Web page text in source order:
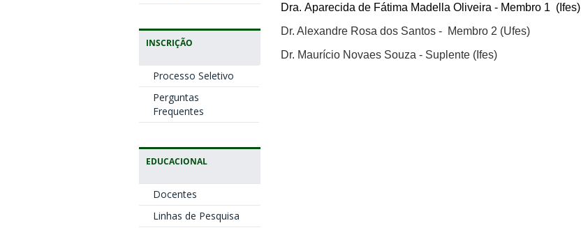
INSCRIÇÃO
Processo Seletivo
Perguntas
Frequentes
EDUCACIONAL
Docentes
Linhas de Pesquisa
Dra. Aparecida de Fátima Madella Oliveira - Membro 1 (Ifes)
Dr. Alexandre Rosa dos Santos - Membro 2 (Ufes)
Dr. Maurício Novaes Souza - Suplente (Ifes)